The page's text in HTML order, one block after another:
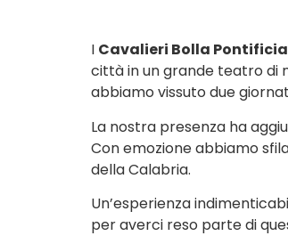
I Cavalieri Bolla Pontificia
città in un grande teatro di
abbiamo vissuto due
La nostra presenza ha
Con emozione abbiamo
della Calabria.
Un’esperienza
per averci reso parte di